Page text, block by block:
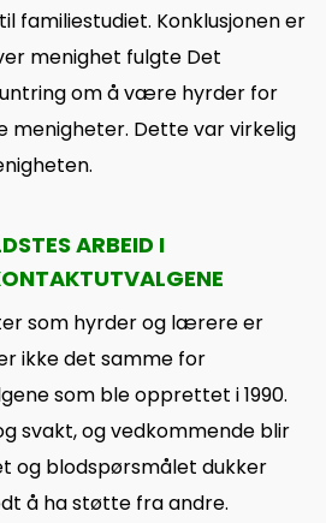
familiestudiet. Konklusjonen er
menighet fulgte Det
om å være hyrder for
menigheter. Dette var virkelig
ARBEID I
som hyrder og lærere er
ikke det samme for
som ble opprettet i 1990.
svakt, og vedkommende blir
og blodspørsmålet dukker
å ha støtte fra andre.